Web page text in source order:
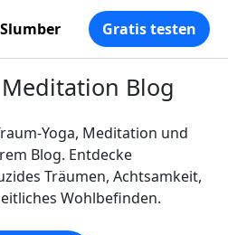
Gratis testen
Blog
Yoga, Meditation und
Blog. Entdecke
Träumen, Achtsamkeit,
Wohlbefinden.